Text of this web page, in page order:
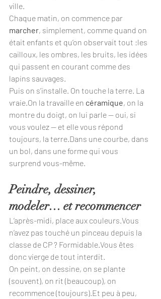
ville.
Chaque matin, on commence par
marcher, simplement, comme quand on
était enfants et qu’on observait tout :les
cailloux, les ombres, les bruits, les idées
qui passent en courant comme des
lapins sauvages.
Puis on s’installe. On touche la terre. La
vraie.On la travaille en céramique, on la
montre du doigt, on lui parle — oui, si
vous voulez — et elle vous répond
toujours, la terre.Dans une courbe, dans
un bol, dans une forme qui vous
surprend vous-même.
Peindre, dessiner,
modeler… et recommencer
L’après-midi, place aux couleurs.Vous
n’avez pas touché un pinceau depuis la
classe de CP ? Formidable.Vous êtes
donc vierge de tout interdit.
On peint, on dessine, on se plante
(souvent), on rit (beaucoup), on
recommence (toujours).Et peu à peu,